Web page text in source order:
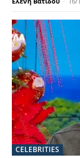
CELEBRITIES